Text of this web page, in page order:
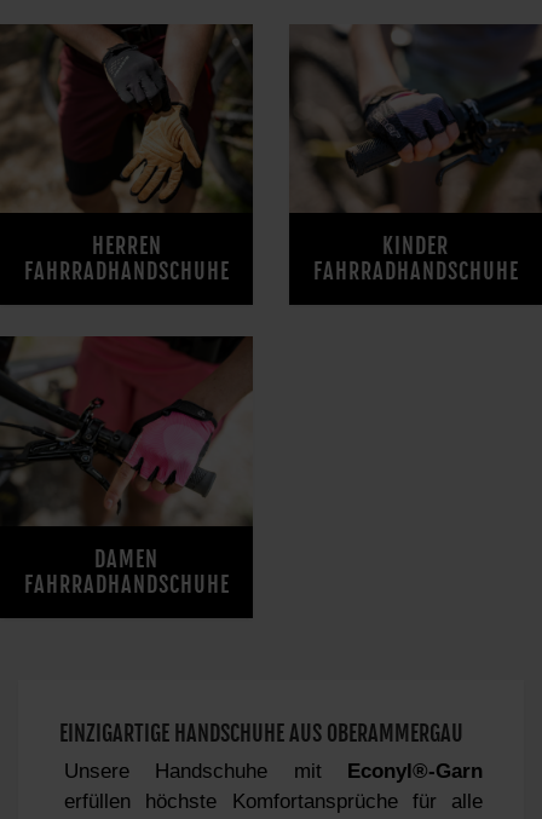
HERREN
FAHRRADHANDSCHUHE
KINDER
FAHRRADHANDSCHUHE
DAMEN
FAHRRADHANDSCHUHE
EINZIGARTIGE HANDSCHUHE AUS OBERAMMERGAU
Unsere Handschuhe mit Econyl®-Garn
erfüllen höchste Komfortansprüche für alle